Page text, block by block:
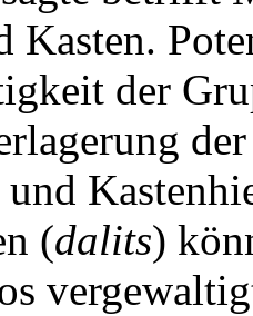
Kasten.
der
(dalits)